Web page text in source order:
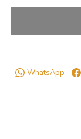
WhatsApp